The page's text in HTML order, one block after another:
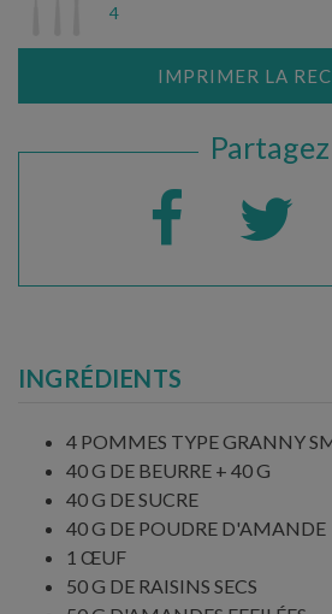
4
IMPRIMER LA
Partagez
INGRÉDIENTS
4 POMMES TYPE GRANNY
40 G DE BEURRE + 40 G
40 G DE SUCRE
40 G DE POUDRE D'AMANDE
1 ŒUF
50 G DE RAISINS SECS